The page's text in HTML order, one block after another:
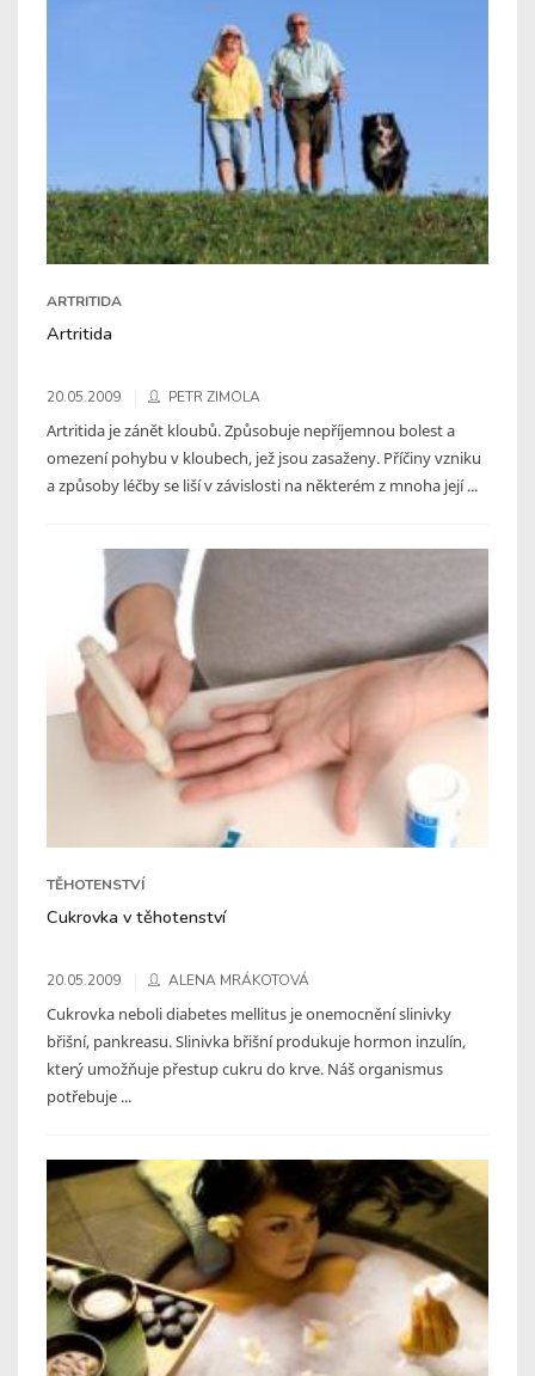
ARTRITIDA
Artritida
20.05.2009 PETR ZIMOLA
Artritida je zánět kloubů. Způsobuje nepříjemnou bolest a
omezení pohybu v kloubech, jež jsou zasaženy. Příčiny vzniku
a způsoby léčby se liší v závislosti na některém z mnoha její ...
TĚHOTENSTVÍ
Cukrovka v těhotenství
20.05.2009 ALENA MRÁKOTOVÁ
Cukrovka neboli diabetes mellitus je onemocnění slinivky
břišní, pankreasu. Slinivka břišní produkuje hormon inzulín,
který umožňuje přestup cukru do krve. Náš organismus
potřebuje ...